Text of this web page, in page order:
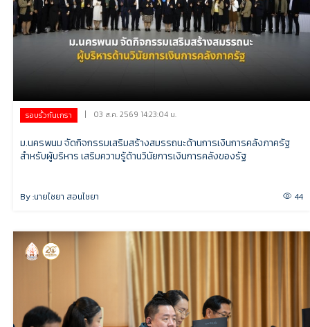
รอบรั้วกันเกรา | 03 ส.ค. 2569 14:23:04 น.
ม.นครพนม จัดกิจกรรมเสริมสร้างสมรรถนะด้านการเงินการคลังภาครัฐ
สำหรับผู้บริหาร เสริมความรู้ด้านวินัยการเงินการคลังของรัฐ
By :นายไชยา สอนไชยา 44